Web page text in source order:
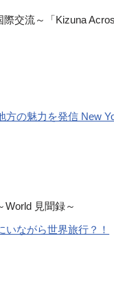
交流～「Kizuna
方の魅力を発信 New
見聞録～
いながら世界旅行？！